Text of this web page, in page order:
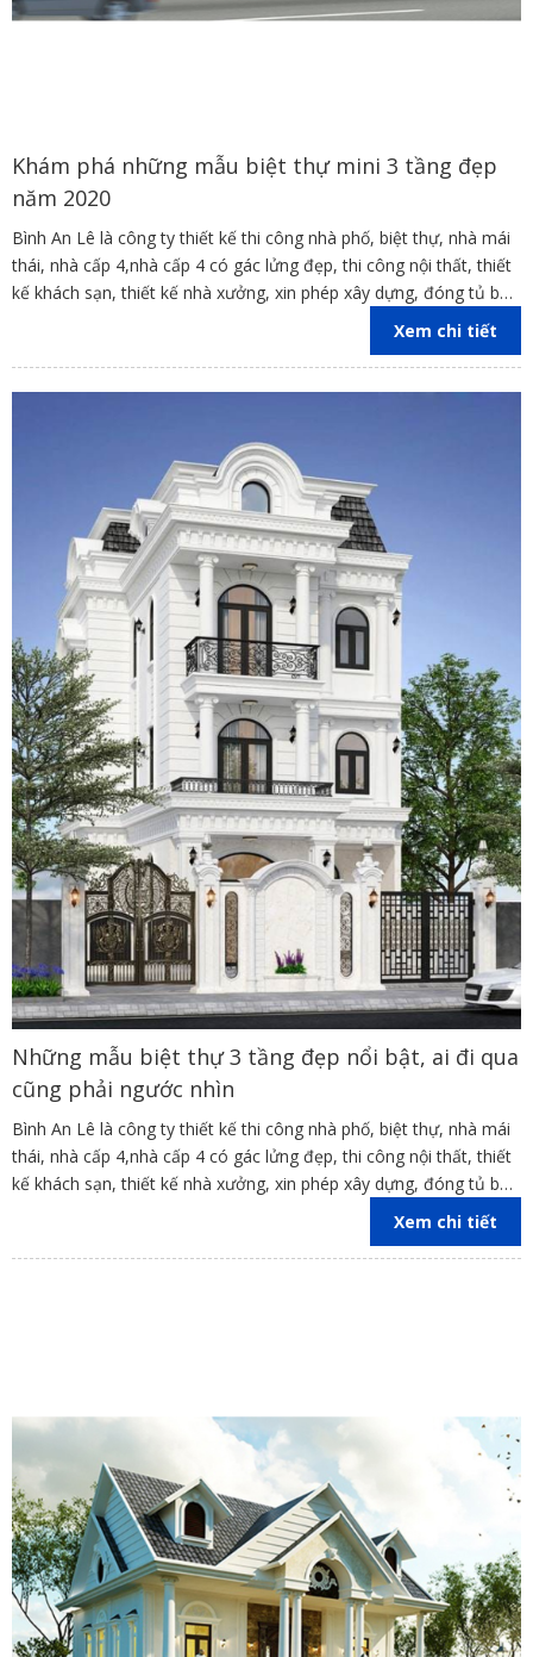
Khám phá những mẫu biệt thự mini 3 tầng đẹp
năm 2020
Bình An Lê là công ty thiết kế thi công nhà phố, biệt thự, nhà mái
thái, nhà cấp 4,nhà cấp 4 có gác lửng đẹp, thi công nội thất, thiết
kế khách sạn, thiết kế nhà xưởng, xin phép xây dựng, đóng tủ bếp
trên địa bàn các tỉnh Đồng Nai, Bình Dương, TP Hồ Chí Minh,
Xem chi tiết
Những mẫu biệt thự 3 tầng đẹp nổi bật, ai đi qua
cũng phải ngước nhìn
Bình An Lê là công ty thiết kế thi công nhà phố, biệt thự, nhà mái
thái, nhà cấp 4,nhà cấp 4 có gác lửng đẹp, thi công nội thất, thiết
kế khách sạn, thiết kế nhà xưởng, xin phép xây dựng, đóng tủ bếp
trên địa bàn các tỉnh Đồng Nai, Bình Dương, TP Hồ Chí Minh,
Xem chi tiết